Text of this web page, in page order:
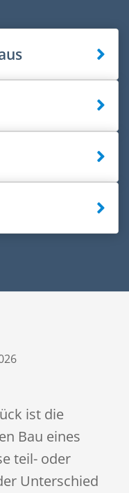
ist die
Bau eines
teil- oder
Unterschied